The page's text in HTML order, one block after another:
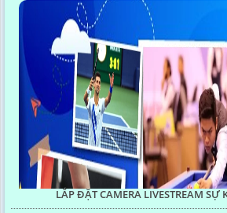
LẮP ĐẶT CAMERA LIVESTREAM SỰ